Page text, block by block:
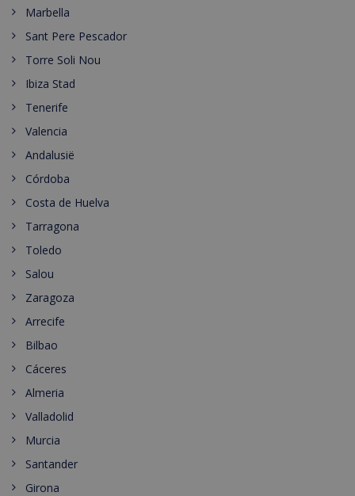
Marbella
Sant Pere Pescador
Torre Soli Nou
Ibiza Stad
Tenerife
Valencia
Andalusië
Córdoba
Costa de Huelva
Tarragona
Toledo
Salou
Zaragoza
Arrecife
Bilbao
Cáceres
Almeria
Valladolid
Murcia
Santander
Girona